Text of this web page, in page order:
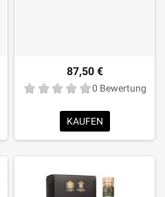
87,50 €
0 Bewertung
KAUFEN